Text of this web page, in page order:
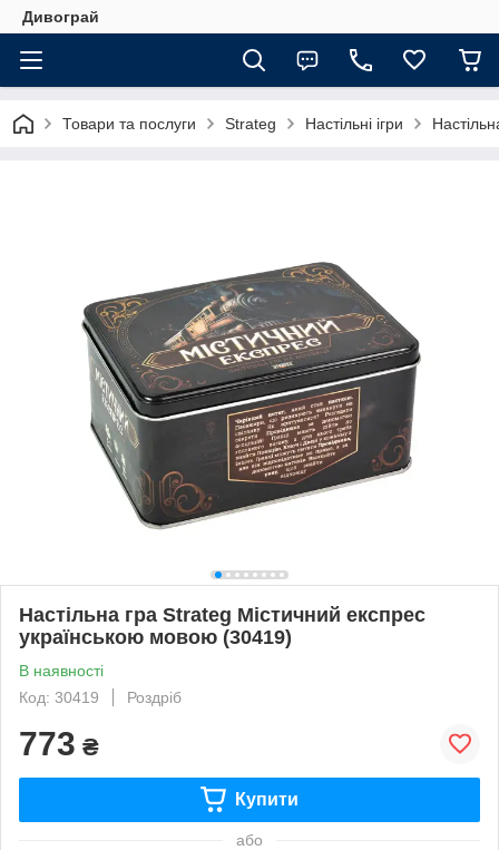
Дивограй
Товари та послуги Strateg Настільні ігри
Настільна гра Strateg Містичний експрес
українською мовою (30419)
В наявності
Код: 30419
Роздріб
773 ₴
Купити
або